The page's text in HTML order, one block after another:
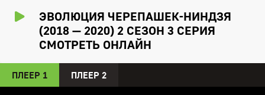
ЭВОЛЮЦИЯ ЧЕРЕПАШЕК-НИНДЗЯ
(2018 — 2020) 2 СЕЗОН 3 СЕРИЯ
СМОТРЕТЬ ОНЛАЙН
ПЛЕЕР 1 ПЛЕЕР 2